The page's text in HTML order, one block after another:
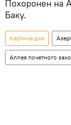
Похоронен на
Баку.
Картина дня
Аллея почетного